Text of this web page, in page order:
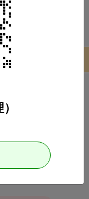
商城开发